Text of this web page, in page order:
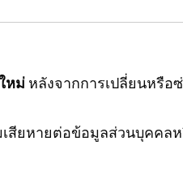
หม่ หลังจากการเปลี่ยนหรือ
สียหายต่อข้อมูลส่วนบุคคล